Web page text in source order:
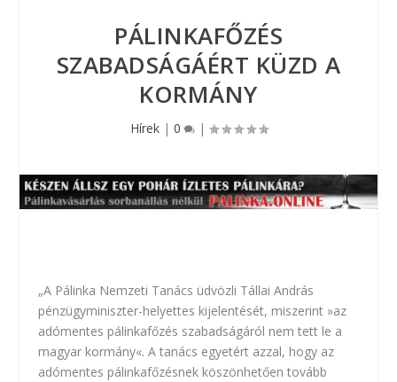
PÁLINKAFŐZÉS
SZABADSÁGÁÉRT KÜZD A
KORMÁNY
Hírek| 0 |
„A Pálinka Nemzeti Tanács üdvözli Tállai András
pénzügyminiszter-helyettes kijelentését, miszerint »az
adómentes pálinkafőzés szabadságáról nem tett le a
magyar kormány«. A tanács egyetért azzal, hogy az
adómentes pálinkafőzésnek köszönhetően tovább